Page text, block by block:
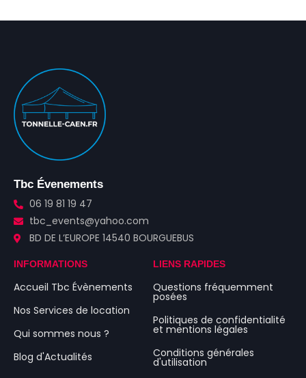
Tbc Évenements
06 19 81 19 47
tbc_events@yahoo.com
BD DE L’EUROPE 14540 BOURGUEBUS
INFORMATIONS
Accueil Tbc Évènements
Nos Services de location
Qui sommes nous ?
Blog d'Actualités
LIENS RAPIDES
Questions fréquemment
posées
Politiques de confidentialité
et mentions légales
Conditions générales
d'utilisation